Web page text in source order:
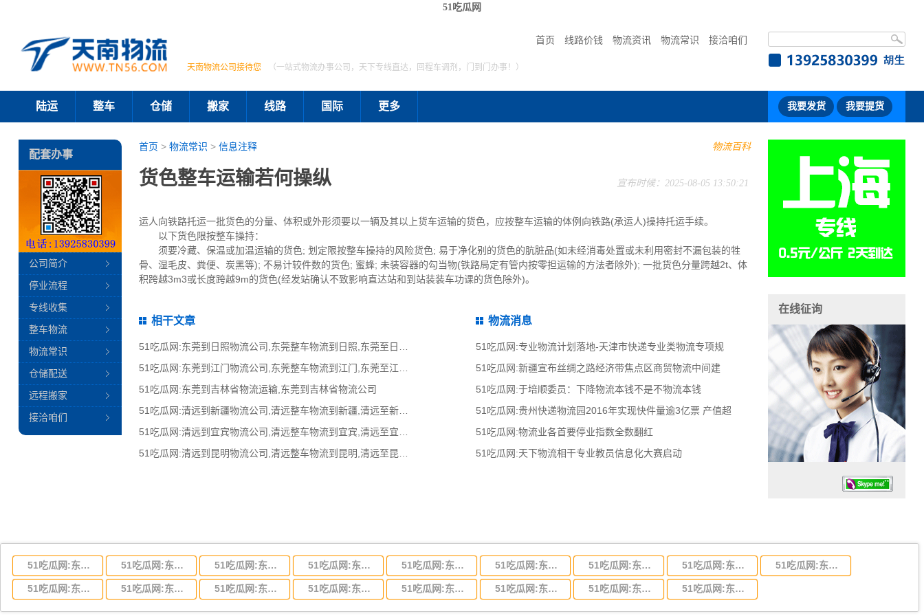
51吃瓜网
首页 线路价钱 物流资讯 物流常识 接洽咱们
天南物流公司接待您 （一站式物流办事公司，天下专线直达，回程车调剂，门到门办事！）
陆运 整车 仓储 搬家 线路 国际 更多 我要发货 我要提货
物流百科
首页 > 物流常识 > 信息注释
货色整车运输若何操纵 宣布时候：2025-08-05 13:50:21
运人向铁路托运一批货色的分量、体积或外形须要以一辆及其以上货车运输的货色，应按整车运输的体例向铁路(承运人)操持托运手续。
以下货色限按整车操持：
须要冷藏、保温或加温运输的货色; 划定限按整车操持的风险货色; 易于净化别的货色的肮脏品(如未经消毒处置或未利用密封不漏包装的牲
骨、湿毛皮、粪便、炭黑等); 不易计较件数的货色; 蜜蜂; 未装容器的勾当物(铁路局定有管内按零担运输的方法者除外); 一批货色分量跨越2t、体
积跨越3m3或长度跨越9m的货色(经发站确认不致影响直达站和到站装装车功课的货色除外)。
相干文章
51吃瓜网:东莞到吉林省物流运输,东莞到吉林省物流公司
51吃瓜网:清远到新疆物流公司,清远整车物流到新疆,清远至新疆物流专线 - 天南
物流消息
51吃瓜网:专业物流计划落地-天津市快递专业类物流专项规
51吃瓜网:新疆宣布丝绸之路经济带焦点区商贸物流中间建
51吃瓜网:于培顺委员：下降物流本钱不是不物流本钱
51吃瓜网:贵州快递物流园2016年实现快件量逾3亿票 产值超
51吃瓜网:物流业各首要停业指数全数翻红
51吃瓜网:天下物流相干专业教员信息化大赛启动
配套办事
公司简介
停业流程
专线收集
整车物流
物流常识
仓储配送
远程搬家
接洽咱们
在线征询
任务时候：07:30 – – 23:30
51吃瓜网:东莞到湖北省物流专线,东莞到湖北省物流公司 51吃瓜网:东莞到河南省物流专线,东莞到河南省物流公司 51吃瓜网:东莞到湖南省物流专线,东莞到湖南省物流公司 51吃瓜网:东莞到河北省物流专线,东莞到河北省物流公司 51吃瓜网:东莞到吉林省物流运输,东莞到吉林省物流公司 51吃瓜网:东莞到甘肃省物流运输,东莞到甘肃省物流公司 51吃瓜网:东莞到陕西省物流运输,东莞到陕西省物流公司 51吃瓜网:东莞到贵州省物流运输,东莞到贵州省物流公司 51吃瓜网:东莞到四川省物流专线,东莞到四川省物流公司
51吃瓜网:东莞到云南省物流运输,东莞到云南省物流公司 51吃瓜网:东莞到江西省物流专线,东莞到江西省物流公司 51吃瓜网:东莞到安徽省物流专线,东莞到安徽省物流公司 51吃瓜网:东莞到山东省物流专线,东莞到山东省物流公司 51吃瓜网:东莞到江苏物流专线运输,东莞到江苏省物流公司 51吃瓜网:东莞到浙江省物流运输,东莞到浙江省物流公司 51吃瓜网:东莞到福建省物流运输,东莞到福建省物流公司 51吃瓜网:东莞到广西物流专线,东莞到广西物流公司